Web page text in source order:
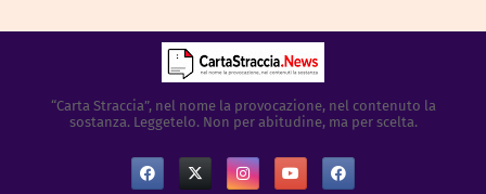
“Carta Straccia”, nel nome la provocazione, nel contenuto la
sostanza. Leggetelo. Non per abitudine, ma per scelta.